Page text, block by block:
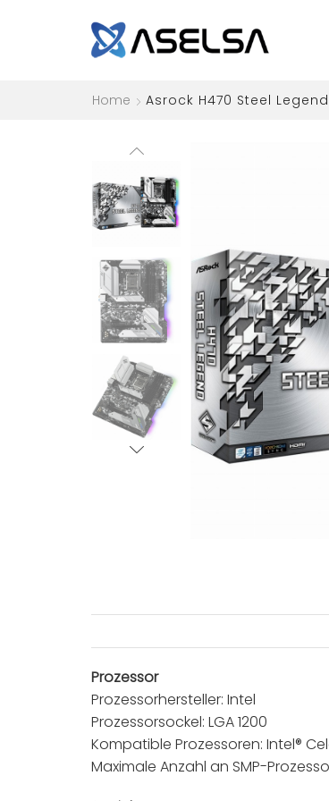
Home Asrock H470 Steel Legend
Prozessor
Prozessorhersteller: Intel
Prozessorsockel: LGA 1200
Kompatible Prozessoren: Intel®
Maximale Anzahl an SMP-